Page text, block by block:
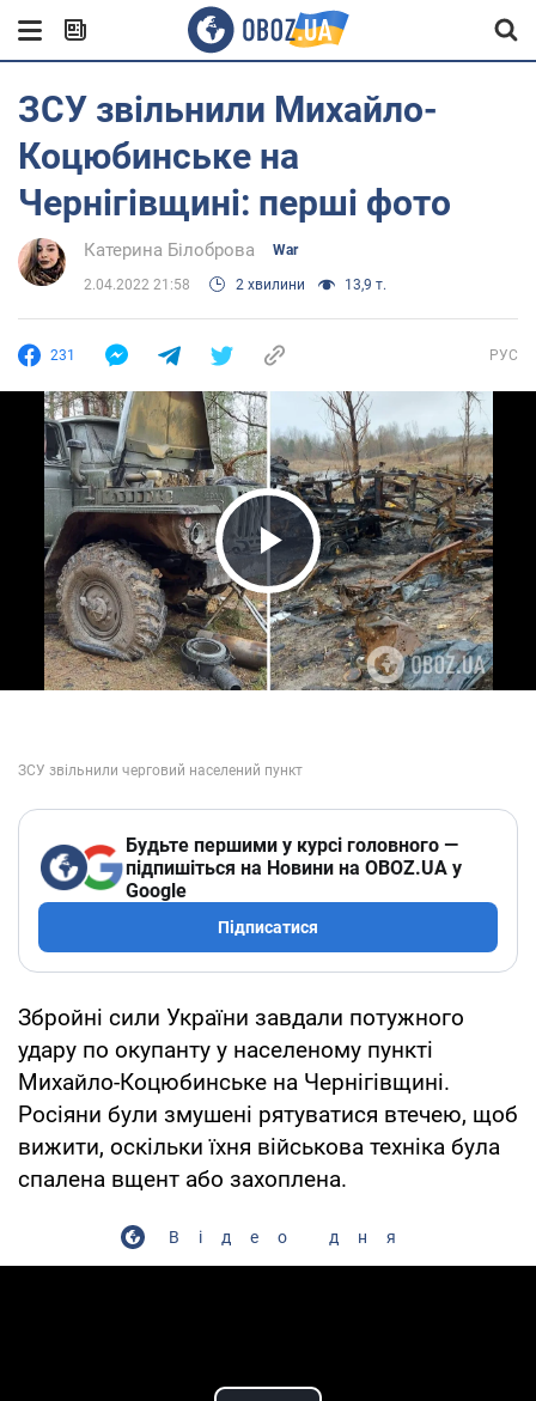
ЗСУ звільнили Михайло-
Коцюбинське на
Чернігівщині: перші фото
Катерина Білоброва War
2.04.2022 21:58 2 хвилини 13,9 т.
231 РУС
Play Video
Будьте першими у курсі головного —
підпишіться на Новини на OBOZ.UA у
Google
Підписатися
Збройні сили України завдали потужного
удару по окупанту у населеному пункті
Михайло-Коцюбинське на Чернігівщині.
Росіяни були змушені рятуватися втечею, щоб
вижити, оскільки їхня військова техніка була
спалена вщент або захоплена.
Відео дня